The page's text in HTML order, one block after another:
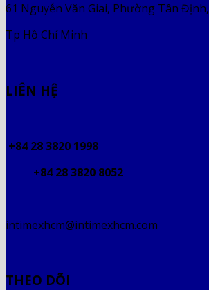
61 Nguyễn Văn Giai, Phường Tân Định,
Tp Hồ Chí Minh
LIÊN HỆ
+84 28 3820 1998
+84 28 3820 8052
intimexhcm@intimexhcm.com
THEO DÕI